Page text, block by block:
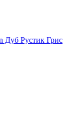
Дуб Рустик Грис